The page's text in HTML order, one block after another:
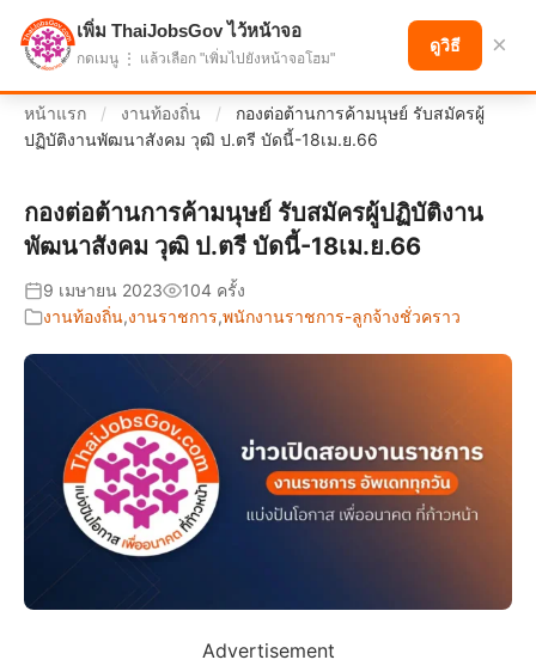
แบ่งปันโอกาส เพื่ออนาคตที่ก้าวหน้า
หน้าแรก / งานท้องถิ่น /
กองต่อต้านการค้ามนุษย์ รับสมัครผู้
ปฏิบัติงานพัฒนาสังคม วุฒิ ป.ตรี บัดนี้-18เม.ย.66
กองต่อต้านการค้ามนุษย์ รับสมัครผู้ปฏิบัติงาน
พัฒนาสังคม วุฒิ ป.ตรี บัดนี้-18เม.ย.66
9 เมษายน 2023
104 ครั้ง
งานท้องถิ่น,งานราชการ,พนักงานราชการ-ลูกจ้างชั่วคราว
Advertisement
เพิ่ม ThaiJobsGov ไว้หน้าจอ
กดเมนู ⋮ แล้วเลือก "เพิ่มไปยังหน้าจอโฮม"
ดูวิธี ×